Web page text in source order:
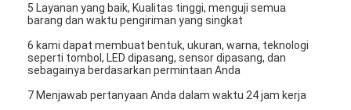
5 Layanan yang baik, Kualitas tinggi, menguji semua
barang dan waktu pengiriman yang singkat
6 kami dapat membuat bentuk, ukuran, warna, teknologi
seperti tombol, LED dipasang, sensor dipasang, dan
sebagainya berdasarkan permintaan Anda
7 Menjawab pertanyaan Anda dalam waktu 24 jam kerja